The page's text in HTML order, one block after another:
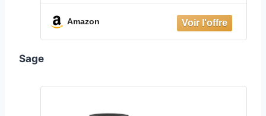
Espresso et Cappuccino, Panneau
de Commande avec Boutons, Noir
(ECAM11.112.B)
Amazon
Sage